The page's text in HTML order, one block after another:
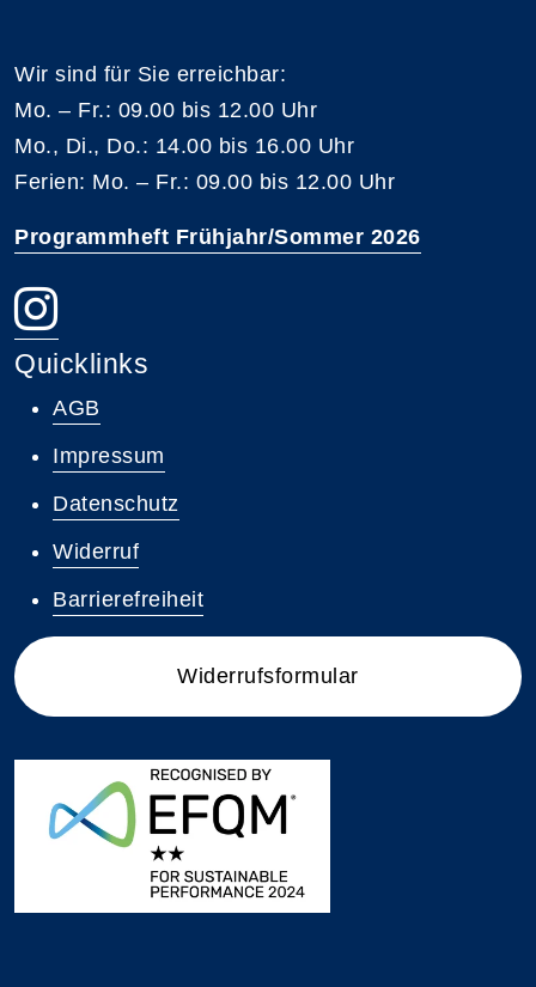
Wir sind für Sie erreichbar:
Mo. – Fr.: 09.00 bis 12.00 Uhr
Mo., Di., Do.: 14.00 bis 16.00 Uhr
Ferien: Mo. – Fr.: 09.00 bis 12.00 Uhr
Programmheft Frühjahr/Sommer 2026
Quicklinks
AGB
Impressum
Datenschutz
Widerruf
Barrierefreiheit
Widerrufsformular